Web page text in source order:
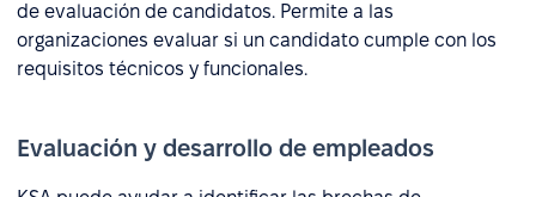
de evaluación de candidatos. Permite a las
organizaciones evaluar si un candidato cumple con los
requisitos técnicos y funcionales.
Evaluación y desarrollo de empleados